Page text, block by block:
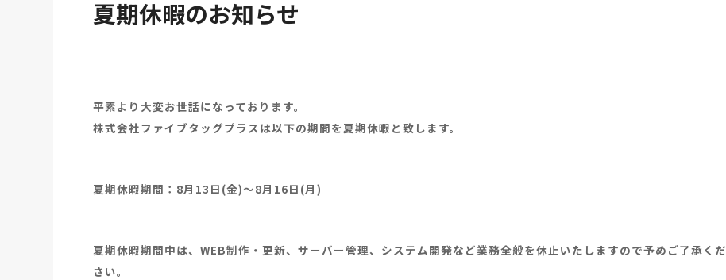
夏期休暇のお知らせ
平素より大変お世話になっております。
株式会社ファイブタッグプラスは以下の期間を夏期休暇と致します。
夏期休暇期間：8月13日(金)～8月16日(月)
夏期休暇期間中は、WEB制作・更新、サーバー管理、システム開発など業務全般を休止いたしますので予めご了承くだ
さい。